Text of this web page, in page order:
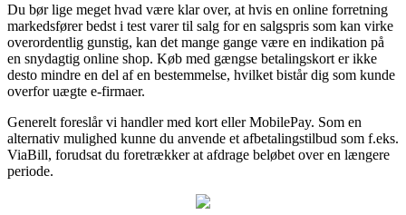
Du bør lige meget hvad være klar over, at hvis en online forretning
markedsfører bedst i test varer til salg for en salgspris som kan virke
overordentlig gunstig, kan det mange gange være en indikation på
en snydagtig online shop. Køb med gængse betalingskort er ikke
desto mindre en del af en bestemmelse, hvilket bistår dig som kunde
overfor uægte e-firmaer.
Generelt foreslår vi handler med kort eller MobilePay. Som en
alternativ mulighed kunne du anvende et afbetalingstilbud som f.eks.
ViaBill, forudsat du foretrækker at afdrage beløbet over en længere
periode.